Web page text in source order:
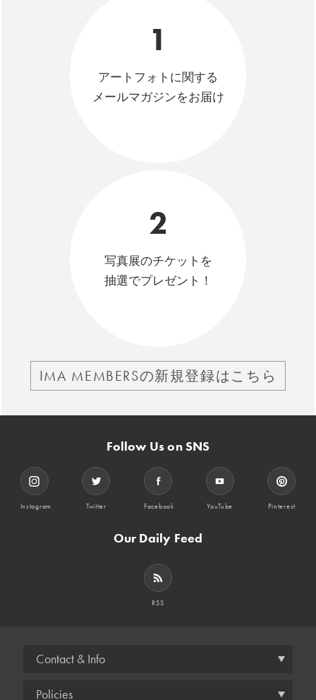
1
アートフォトに関する
メールマガジンをお届け
2
写真展のチケットを
抽選でプレゼント！
IMA MEMBERSの新規登録はこちら
Follow Us on SNS
Instagram Twitter Facebook YouTube Pinterest
Our Daily Feed
RSS
Contact & Info
Policies